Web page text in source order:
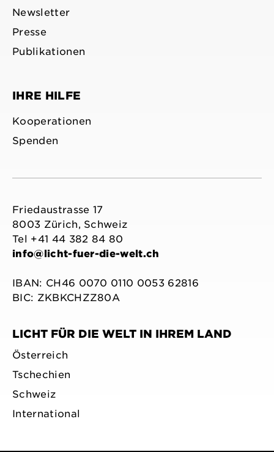
Newsletter
Presse
Publikationen
IHRE HILFE
Kooperationen
Spenden
Friedaustrasse 17
8003 Zürich, Schweiz
Tel +41 44 382 84 80
info@licht-fuer-die-welt.ch
IBAN: CH46 0070 0110 0053 62816
BIC: ZKBKCHZZ80A
LICHT FÜR DIE WELT IN IHREM LAND
Österreich
Tschechien
Schweiz
International